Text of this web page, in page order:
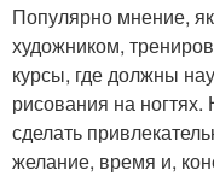
Популярно мнение,
художником,
курсы, где должны
рисования на
сделать
желание, время и,